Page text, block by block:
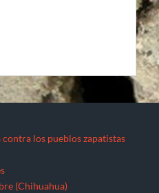
Istmo
Istmo
Tampico
de México (México)
Desaparecidos